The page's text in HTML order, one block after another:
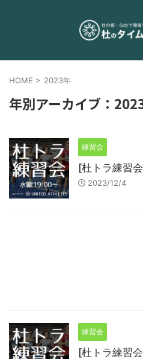
HOME > 2023年
年別アーカイブ：
練習会
[杜トラ練習
2023/12/4
練習会
[杜トラ練習